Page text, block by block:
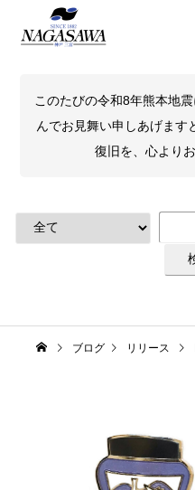
このたびの令和8年熊本地
んでお見舞い申しあげます
復旧を、心より
ブログ リリース